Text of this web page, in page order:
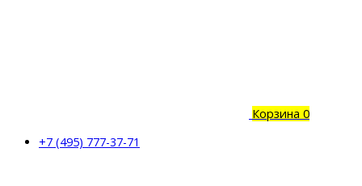
Корзина 0
+7 (495) 777-37-71